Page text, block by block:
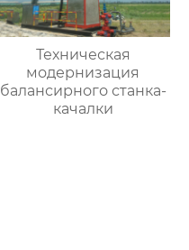
Техническая
модернизация
балансирного станка-
качалки